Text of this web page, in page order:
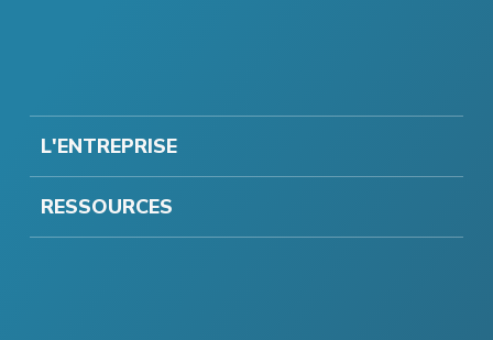
L'ENTREPRISE
RESSOURCES